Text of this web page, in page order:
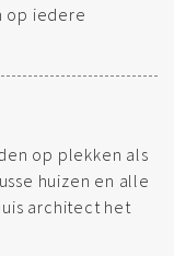
op iedere
op plekken als
huizen en alle
architect het